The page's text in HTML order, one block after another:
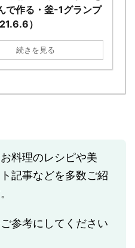
で作る・釜-1グランプ
）
続きを見る
料理のレシピや美
記事などを多数ご紹
参考にしてください